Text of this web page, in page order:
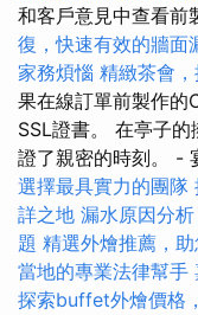
和客戶意見中查看前
復，快速有效的牆面
家務煩惱 精緻茶會
果在線訂單前製作的
SSL證書。 在亭子
證了親密的時刻。 -
選擇最具實力的團隊
詳之地 漏水原因分
題 精選外燴推薦，
當地的專業法律幫手
探索buffet外燴價格